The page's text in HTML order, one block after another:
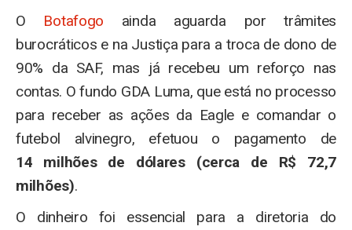
O Botafogo ainda aguarda por trâmites
burocráticos e na Justiça para a troca de dono de
90% da SAF, mas já recebeu um reforço nas
contas. O fundo GDA Luma, que está no processo
para receber as ações da Eagle e comandar o
futebol alvinegro, efetuou o pagamento de
14 milhões de dólares (cerca de R$ 72,7
milhões).
O dinheiro foi essencial para a diretoria do